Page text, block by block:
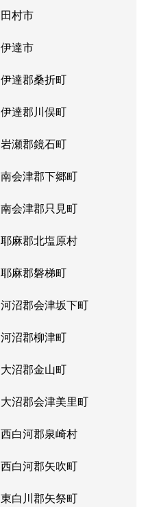
田村市
伊達市
伊達郡桑折町
伊達郡川俣町
岩瀬郡鏡石町
南会津郡下郷町
南会津郡只見町
耶麻郡北塩原村
耶麻郡磐梯町
河沼郡会津坂下町
河沼郡柳津町
大沼郡金山町
大沼郡会津美里町
西白河郡泉崎村
西白河郡矢吹町
東白川郡矢祭町